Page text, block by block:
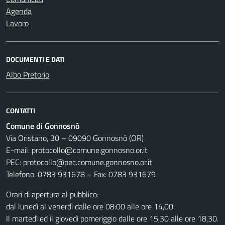
Agenda
Lavoro
DOCUMENTI E DATI
Albo Pretorio
CONTATTI
Comune di Gonnosnò
Via Oristano, 30 – 09090 Gonnosnò (OR)
E-mail: protocollo@comune.gonnosno.or.it
PEC: protocollo@pec.comune.gonnosno.or.it
Telefono: 0783 931678 – Fax: 0783 931679
Orari di apertura al pubblico:
dal lunedì al venerdì dalle ore 08:00 alle ore 14,00.
Il martedì ed il giovedì pomeriggio dalle ore 15,30 alle ore 18,30.